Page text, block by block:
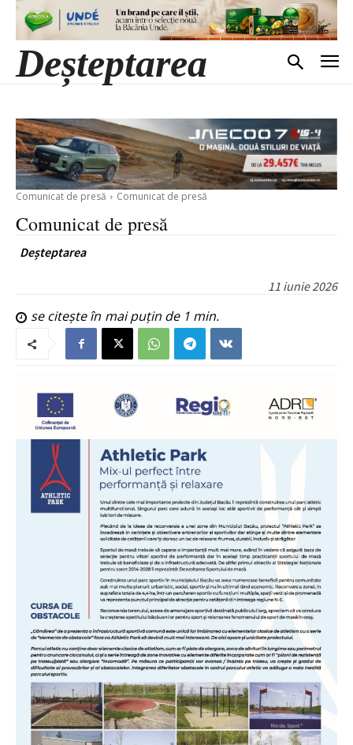
Deșteptarea
Comunicat de presă Comunicat de presă
Comunicat de presă
Deșteptarea
11 iunie 2026
se citește în mai puțin de 1 min.